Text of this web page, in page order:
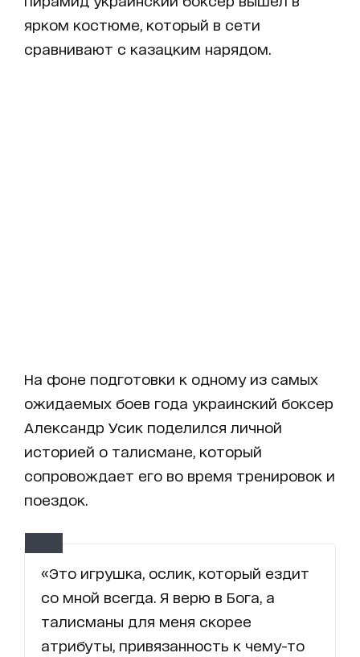
ярком костюме, который в сети
сравнивают с казацким нарядом.
На фоне подготовки к одному из самых
ожидаемых боев года украинский боксер
Александр Усик поделился личной
историей о талисмане, который
сопровождает его во время тренировок и
поездок.
«Это игрушка, ослик, который ездит
со мной всегда. Я верю в Бога, а
талисманы для меня скорее
атрибуты, привязанность к чему-то